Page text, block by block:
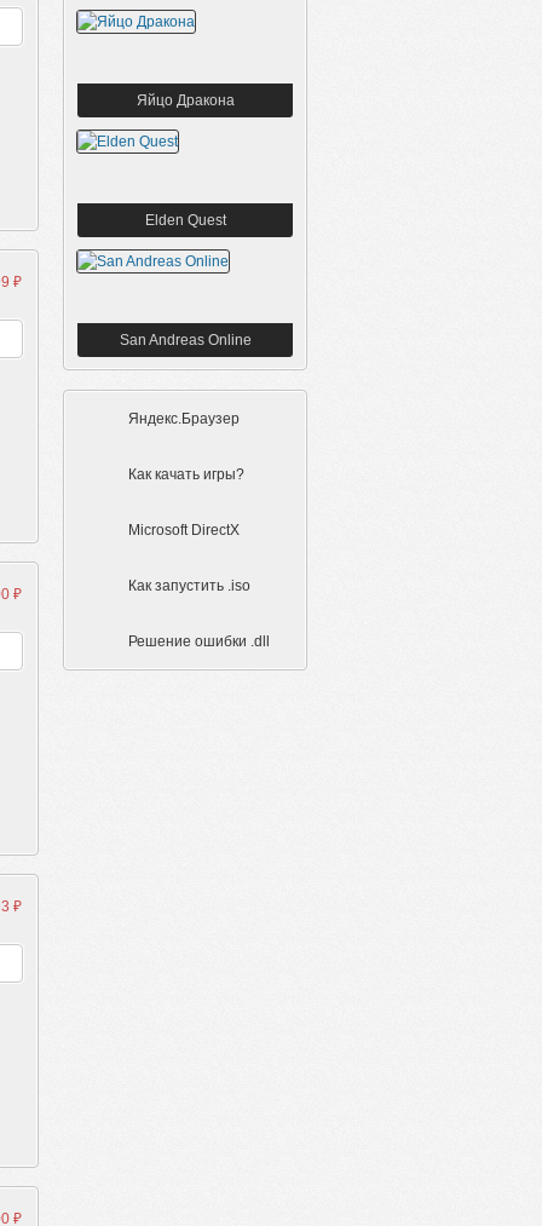
₽
₽
₽
₽
Яйцо Дракона
Elden Quest
San Andreas Online
Яндекс.Браузер
Как качать игры?
Microsoft DirectX
Как запустить .iso
Решение ошибки .dll